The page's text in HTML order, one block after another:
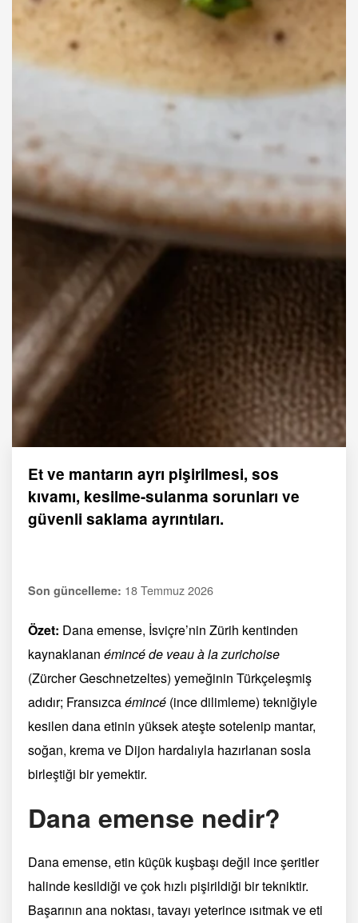
Et ve mantarın ayrı pişirilmesi, sos
kıvamı, kesilme-sulanma sorunları ve
güvenli saklama ayrıntıları.
Son güncelleme: 18 Temmuz 2026
Özet: Dana emense, İsviçre’nin Zürih kentinden
kaynaklanan émincé de veau à la zurichoise
(Zürcher Geschnetzeltes) yemeğinin Türkçeleşmiş
adıdır; Fransızcaémincé (ince dilimleme) tekniğiyle
kesilen dana etinin yüksek ateşte sotelenip mantar,
soğan, krema ve Dijon hardalıyla hazırlanan sosla
birleştiği bir yemektir.
Dana emense nedir?
Dana emense, etin küçük kuşbaşı değil ince şeritler
halinde kesildiği ve çok hızlı pişirildiği bir tekniktir.
Başarının ana noktası, tavayı yeterince ısıtmak ve eti